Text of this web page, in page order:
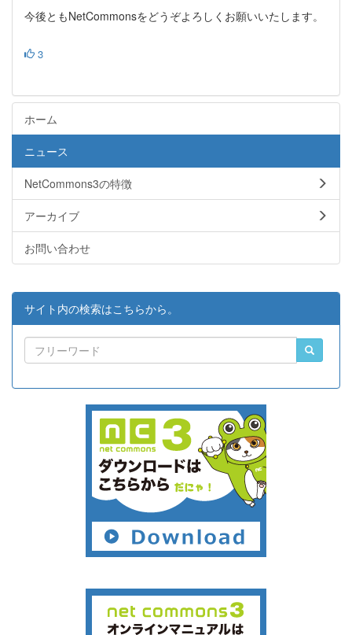
今後ともNetCommonsをどうぞよろしくお願いいたします。
3
ホーム
ニュース
NetCommons3の特徴
アーカイブ
お問い合わせ
サイト内の検索はこちらから。